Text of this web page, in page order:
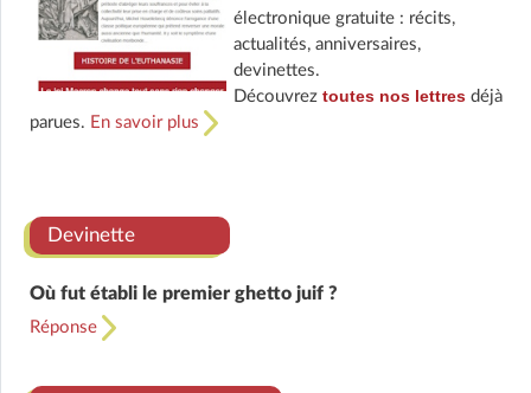
électronique gratuite : récits,
actualités, anniversaires,
devinettes.
Découvrez toutes nos lettresdéjà
parues. En savoir plus
Devinette
Où fut établi le premier ghetto juif ?
Réponse